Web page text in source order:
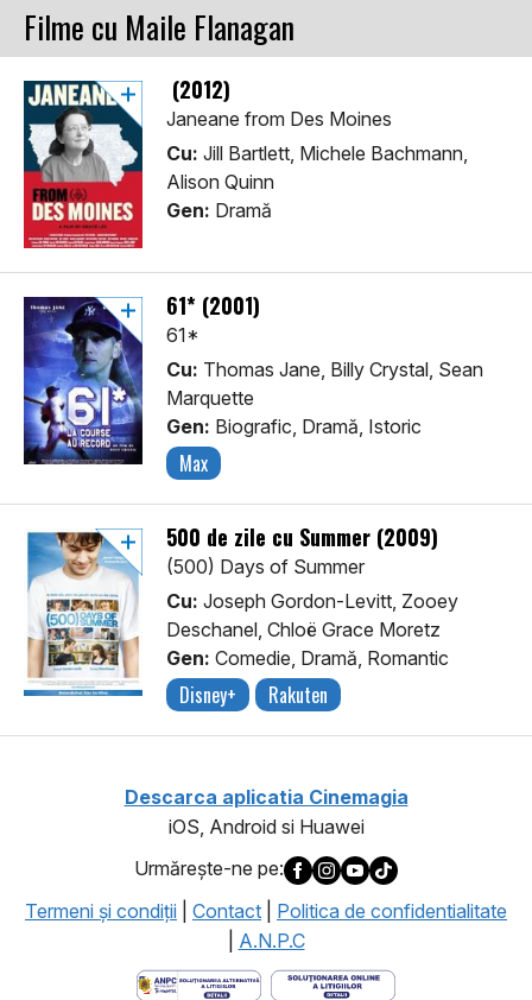
Filme cu Maile Flanagan
(2012)
Janeane from Des Moines
Cu: Jill Bartlett, Michele Bachmann,
Alison Quinn
Gen: Dramă
61* (2001)
61*
Cu: Thomas Jane, Billy Crystal, Sean
Marquette
Gen: Biografic, Dramă, Istoric
Max
500 de zile cu Summer (2009)
(500) Days of Summer
Cu: Joseph Gordon-Levitt, Zooey
Deschanel, Chloë Grace Moretz
Gen: Comedie, Dramă, Romantic
Disney+ Rakuten
Descarca aplicatia Cinemagia
iOS, Android si Huawei
Urmăreşte-ne pe:
Termeni şi condiţii
Contact
Politica de confidentialitate
A.N.P.C